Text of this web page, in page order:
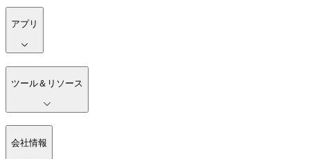
アプリ
ツール＆リソース
会社情報